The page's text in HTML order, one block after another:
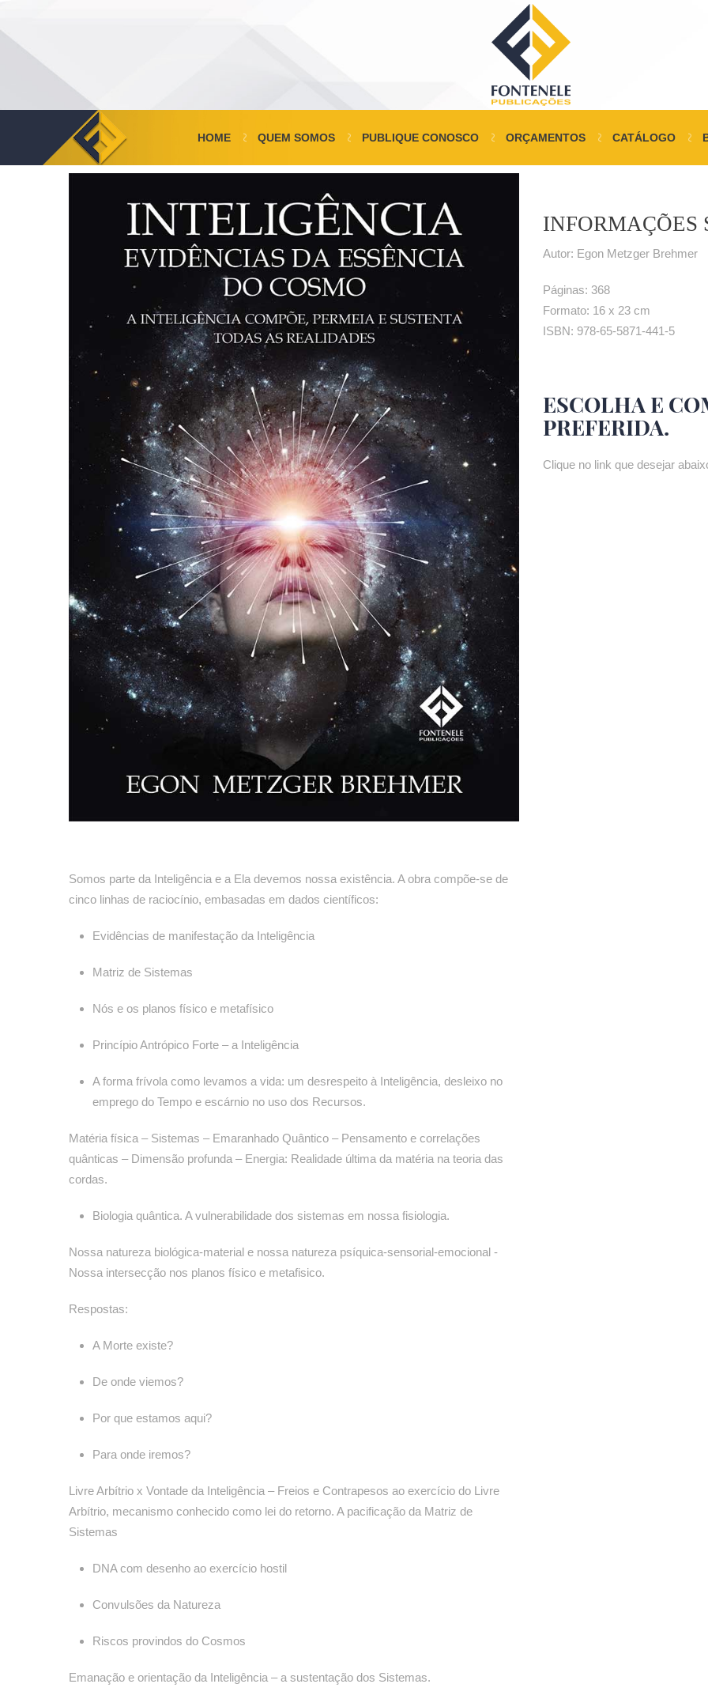
HOME QUEM SOMOS PUBLIQUE CONOSCO ORÇAMENTOS CATÁLOGO
Somos parte da Inteligência e a Ela devemos nossa existência. A obra compõe-se de
cinco linhas de raciocínio, embasadas em dados científicos:
Evidências de manifestação da Inteligência
Matriz de Sistemas
Nós e os planos físico e metafísico
Princípio Antrópico Forte – a Inteligência
A forma frívola como levamos a vida: um desrespeito à Inteligência, desleixo no
emprego do Tempo e escárnio no uso dos Recursos.
Matéria física – Sistemas – Emaranhado Quântico – Pensamento e correlações
quânticas – Dimensão profunda – Energia: Realidade última da matéria na teoria das
cordas.
Biologia quântica. A vulnerabilidade dos sistemas em nossa fisiologia.
Nossa natureza biológica-material e nossa natureza psíquica-sensorial-emocional -
Nossa intersecção nos planos físico e metafisico.
Respostas:
A Morte existe?
De onde viemos?
Por que estamos aqui?
Para onde iremos?
Livre Arbítrio x Vontade da Inteligência – Freios e Contrapesos ao exercício do Livre
Arbítrio, mecanismo conhecido como lei do retorno. A pacificação da Matriz de
Sistemas
DNA com desenho ao exercício hostil
Convulsões da Natureza
Riscos provindos do Cosmos
Emanação e orientação da Inteligência – a sustentação dos Sistemas.
INFORMAÇÕES
Autor: Egon Metzger Brehmer
Páginas: 368
Formato: 16 x 23 cm
ISBN: 978-65-5871-441-5
ESCOLHA E
PREFERIDA.
Clique no link que desejar